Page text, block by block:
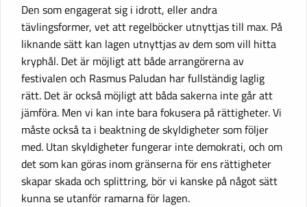
Den som engagerat sig i idrott, eller andra
tävlingsformer, vet att regelböcker utnyttjas till max. På
liknande sätt kan lagen utnyttjas av dem som vill hitta
kryphål. Det är möjligt att både arrangörerna av
festivalen och Rasmus Paludan har fullständig laglig
rätt. Det är också möjligt att båda sakerna inte går att
jämföra. Men vi kan inte bara fokusera på rättigheter. Vi
måste också ta i beaktning de skyldigheter som följer
med. Utan skyldigheter fungerar inte demokrati, och om
det som kan göras inom gränserna för ens rättigheter
skapar skada och splittring, bör vi kanske på något sätt
kunna se utanför ramarna för lagen.